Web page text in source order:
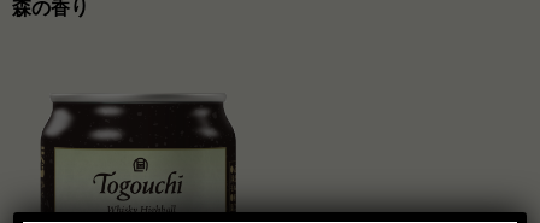
森の香り